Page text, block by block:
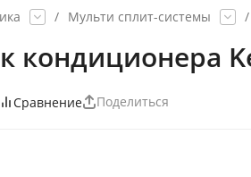
/ Мульти сплит-системы /
Сравнение Поделиться